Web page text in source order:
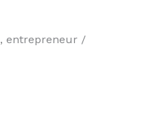
, entrepreneur /